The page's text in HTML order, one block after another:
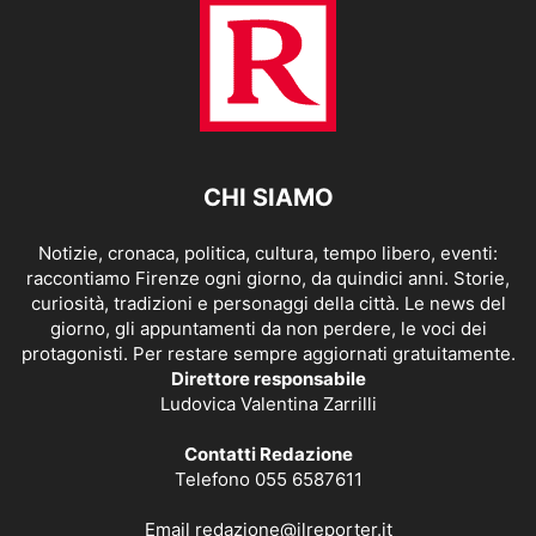
CHI SIAMO
Notizie, cronaca, politica, cultura, tempo libero, eventi:
raccontiamo Firenze ogni giorno, da quindici anni. Storie,
curiosità, tradizioni e personaggi della città. Le news del
giorno, gli appuntamenti da non perdere, le voci dei
protagonisti. Per restare sempre aggiornati gratuitamente.
Direttore responsabile
Ludovica Valentina Zarrilli
Contatti Redazione
Telefono 055 6587611
Email redazione@ilreporter.it